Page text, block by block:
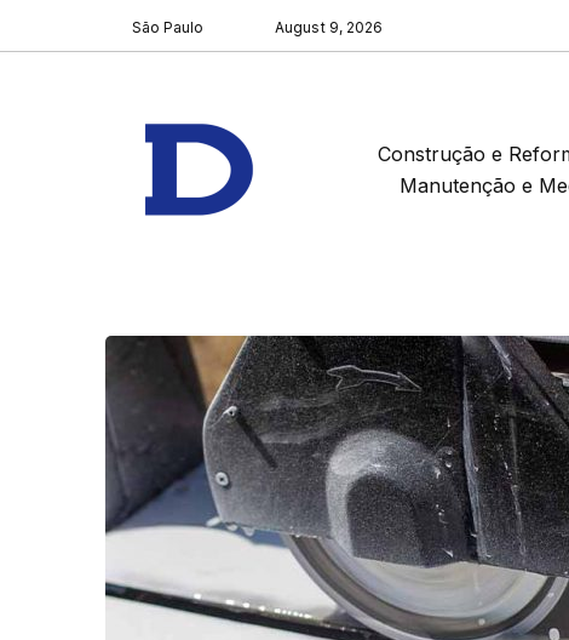
São Paulo August 9, 2026
Construção e
Manutenção e